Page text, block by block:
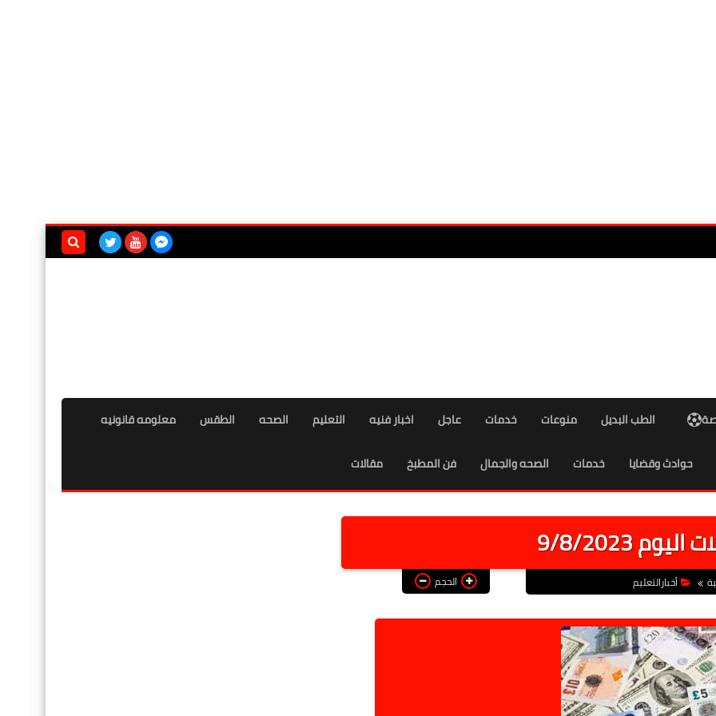
الطب البديل منوعات خدمات عاجل اخبار فنيه التعليم الصحه الطقس معلومه قانونيه
حوادث وقضايا خدمات الصحه والجمال فن المطبخ مقالات
9/8/2023
أخبارالتعليم الحجم